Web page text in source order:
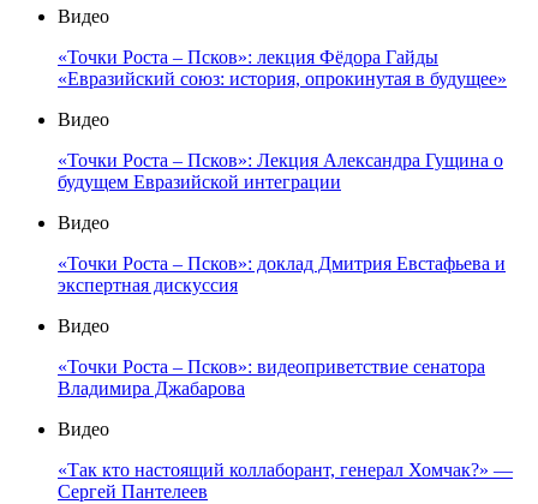
Видео
«Точки Роста – Псков»: лекция Фёдора Гайды
«Евразийский союз: история, опрокинутая в будущее»
Видео
«Точки Роста – Псков»: Лекция Александра Гущина о
будущем Евразийской интеграции
Видео
«Точки Роста – Псков»: доклад Дмитрия Евстафьева и
экспертная дискуссия
Видео
«Точки Роста – Псков»: видеоприветствие сенатора
Владимира Джабарова
Видео
«Так кто настоящий коллаборант, генерал Хомчак?» —
Сергей Пантелеев